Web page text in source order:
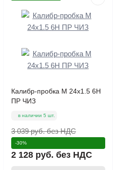
Калибр-пробка М 24х1.5 6Н
ПР ЧИЗ
в наличии 5 шт.
3 039 руб.без НДС
-30%
2 128 руб. без НДС